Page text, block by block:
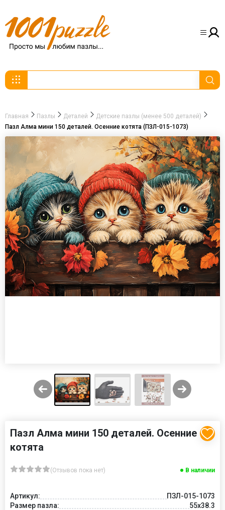
Главная Пазлы Деталей
Детские пазлы (менее 500 деталей)
Пазл Алма мини 150 деталей. Осенние котята (ПЗЛ-015-1073)
Пазл Алма мини 150 деталей. Осенние
котята
(Отзывов пока нет) В наличии
Артикул:
ПЗЛ-015-1073
Размер пазла:
55х38.3